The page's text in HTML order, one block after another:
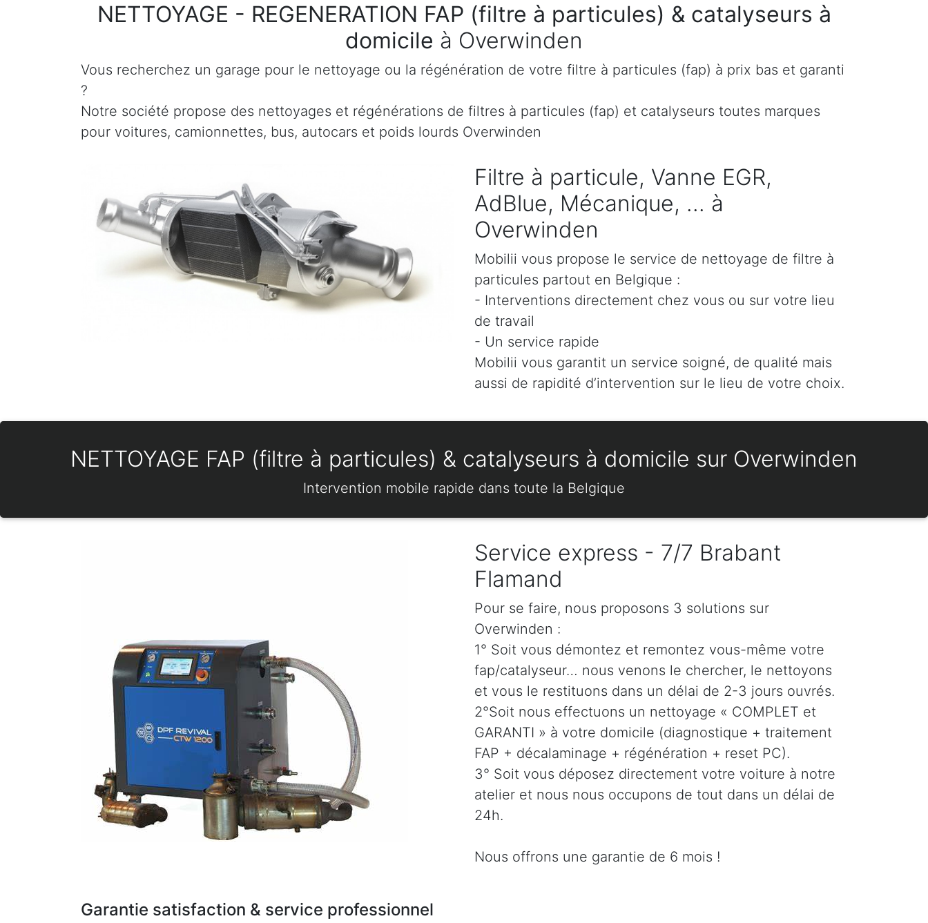
NETTOYAGE - REGENERATION FAP (filtre à particules) & catalyseurs à
domicile à Overwinden
Vous recherchez un garage pour le nettoyage ou la régénération de votre filtre à particules (fap) à prix bas et garanti
?
Notre société propose des nettoyages et régénérations de filtres à particules (fap) et catalyseurs toutes marques
pour voitures, camionnettes, bus, autocars et poids lourds Overwinden
Filtre à particule, Vanne EGR,
AdBlue, Mécanique, ... à
Overwinden
Mobilii vous propose le service de nettoyage de filtre à
particules partout en Belgique :
- Interventions directement chez vous ou sur votre lieu
de travail
- Un service rapide
Mobilii vous garantit un service soigné, de qualité mais
aussi de rapidité d’intervention sur le lieu de votre choix.
NETTOYAGE FAP (filtre à particules) & catalyseurs à domicile sur Overwinden
Intervention mobile rapide dans toute la Belgique
Service express - 7/7 Brabant
Flamand
Pour se faire, nous proposons 3 solutions sur
Overwinden :
1° Soit vous démontez et remontez vous-même votre
fap/catalyseur… nous venons le chercher, le nettoyons
et vous le restituons dans un délai de 2-3 jours ouvrés.
2°Soit nous effectuons un nettoyage « COMPLET et
GARANTI » à votre domicile (diagnostique + traitement
FAP + décalaminage + régénération + reset PC).
3° Soit vous déposez directement votre voiture à notre
atelier et nous nous occupons de tout dans un délai de
24h.
Nous offrons une garantie de 6 mois !
Garantie satisfaction & service professionnel